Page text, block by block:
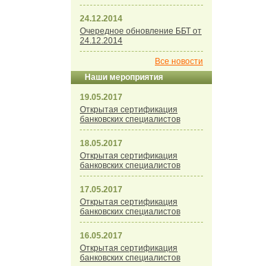
24.12.2014
Очередное обновление ББТ от
24.12.2014
Все новости
Наши мероприятия
19.05.2017
Открытая сертификация
банковских специалистов
18.05.2017
Открытая сертификация
банковских специалистов
17.05.2017
Открытая сертификация
банковских специалистов
16.05.2017
Открытая сертификация
банковских специалистов